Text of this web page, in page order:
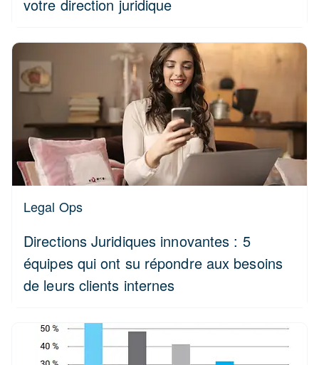
votre direction juridique
Legal Ops
Directions Juridiques innovantes : 5
équipes qui ont su répondre aux besoins
de leurs clients internes